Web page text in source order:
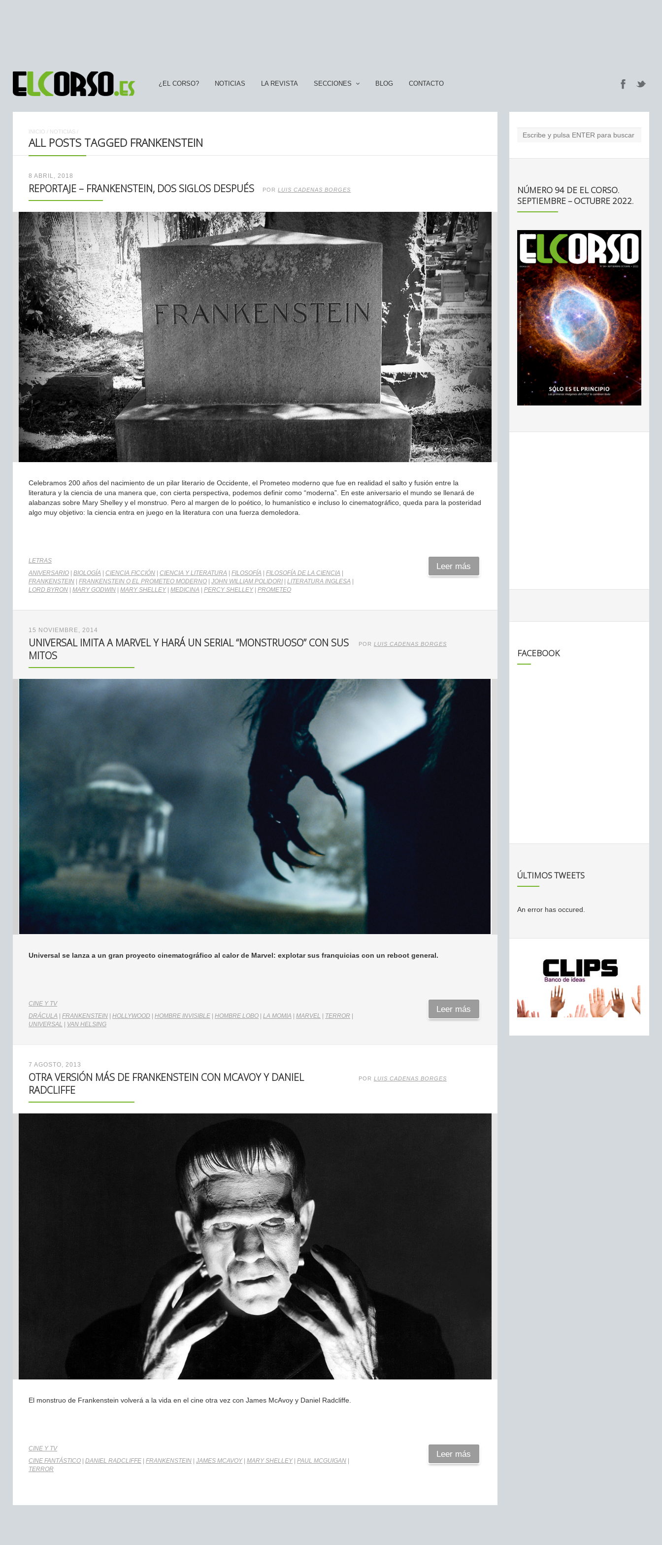
¿EL CORSO? NOTICIAS LA REVISTA SECCIONES BLOG CONTACTO
INICIO / NOTICIAS /
ALL POSTS TAGGED FRANKENSTEIN
8 ABRIL, 2018
REPORTAJE – FRANKENSTEIN, DOS SIGLOS DESPUÉS PORLUIS CADENAS BORGES
Celebramos 200 años del nacimiento de un pilar literario de Occidente, el Prometeo moderno que fue en realidad el salto y fusión entre la
literatura y la ciencia de una manera que, con cierta perspectiva, podemos definir como “moderna”. En este aniversario el mundo se llenará de
alabanzas sobre Mary Shelley y el monstruo. Pero al margen de lo poético, lo humanístico e incluso lo cinematográfico, queda para la posteridad
algo muy objetivo: la ciencia entra en juego en la literatura con una fuerza demoledora.
LETRAS
ANIVERSARIO
BIOLOGÍA CIENCIA FICCIÓN CIENCIA Y LITERATURA FILOSOFÍA FILOSOFÍA DE LA CIENCIA
FRANKENSTEIN
FRANKENSTEIN O EL PROMETEO MODERNO JOHN WILLIAM POLIDORI LITERATURA INGLESA
LORD BYRON
MARY GODWIN MARY SHELLEY| MEDICINA PERCY SHELLEY| PROMETEO
Leer más
15 NOVIEMBRE, 2014
UNIVERSAL IMITA A MARVEL Y HARÁ UN SERIAL “MONSTRUOSO” CON SUS
MITOS
POR LUIS CADENAS BORGES
Universal se lanza a un gran proyecto cinematográfico al calor de Marvel: explotar sus franquicias con un reboot general.
CINE Y TV
DRÁCULA
FRANKENSTEIN HOLLYWOOD HOMBRE INVISIBLE HOMBRE LOBO LA MOMIA MARVEL TERROR
UNIVERSAL
VAN HELSING
Leer más
7 AGOSTO, 2013
OTRA VERSIÓN MÁS DE FRANKENSTEIN CON MCAVOY Y DANIEL
RADCLIFFE
POR LUIS CADENAS BORGES
El monstruo de Frankenstein volverá a la vida en el cine otra vez con James McAvoy y Daniel Radcliffe.
CINE Y TV
CINE FANTÁSTICO
DANIEL RADCLIFFE FRANKENSTEIN JAMES MCAVOY| MARY SHELLEY| PAUL MCGUIGAN
TERROR
Leer más
NÚMERO 94 DE EL CORSO.
SEPTIEMBRE – OCTUBRE 2022.
FACEBOOK
ÚLTIMOS TWEETS
An error has occured.